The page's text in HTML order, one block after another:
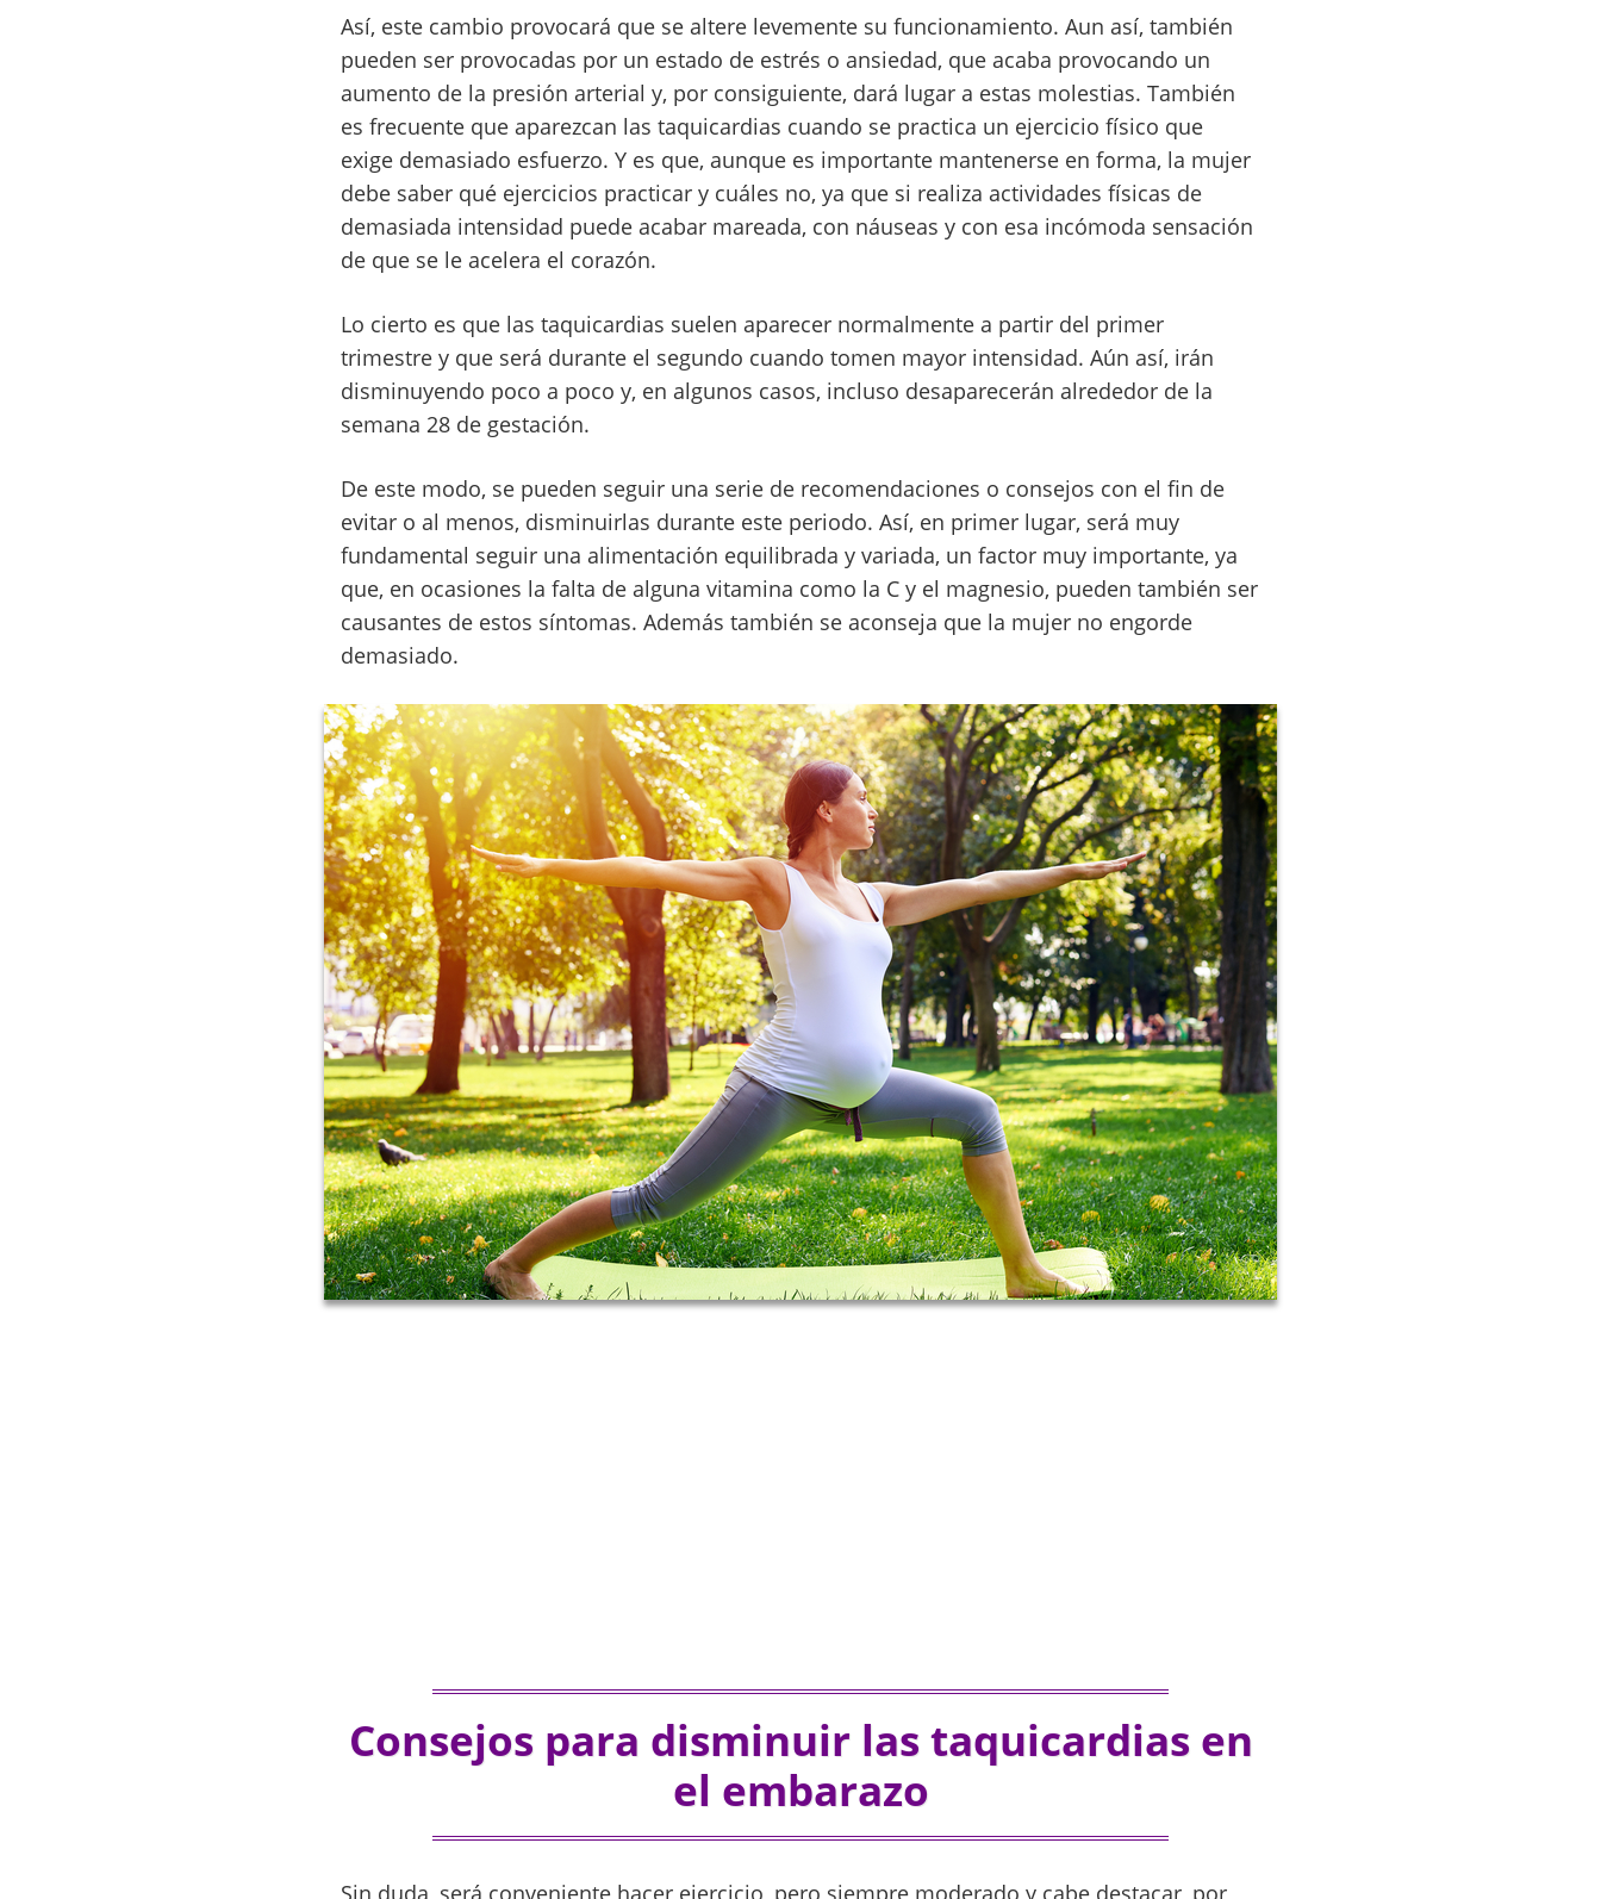
Así, este cambio provocará que se altere levemente su funcionamiento. Aun así, también
pueden ser provocadas por un estado de estrés o ansiedad, que acaba provocando un
aumento de la presión arterial y, por consiguiente, dará lugar a estas molestias. También
es frecuente que aparezcan las taquicardias cuando se practica un ejercicio físico que
exige demasiado esfuerzo. Y es que, aunque es importante mantenerse en forma, la mujer
debe saber qué ejercicios practicar y cuáles no, ya que si realiza actividades físicas de
demasiada intensidad puede acabar mareada, con náuseas y con esa incómoda sensación
de que se le acelera el corazón.
Lo cierto es que las taquicardias suelen aparecer normalmente a partir del primer
trimestre y que será durante el segundo cuando tomen mayor intensidad. Aún así, irán
disminuyendo poco a poco y, en algunos casos, incluso desaparecerán alrededor de la
semana 28 de gestación.
De este modo, se pueden seguir una serie de recomendaciones o consejos con el fin de
evitar o al menos, disminuirlas durante este periodo. Así, en primer lugar, será muy
fundamental seguir una alimentación equilibrada y variada, un factor muy importante, ya
que, en ocasiones la falta de alguna vitamina como la C y el magnesio, pueden también ser
causantes de estos síntomas. Además también se aconseja que la mujer no engorde
demasiado.
Consejos para disminuir las taquicardias en
el embarazo
Sin duda, será conveniente hacer ejercicio, pero siempre moderado y cabe destacar, por